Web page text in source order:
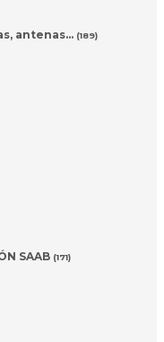
antenas… (189)
SAAB (171)